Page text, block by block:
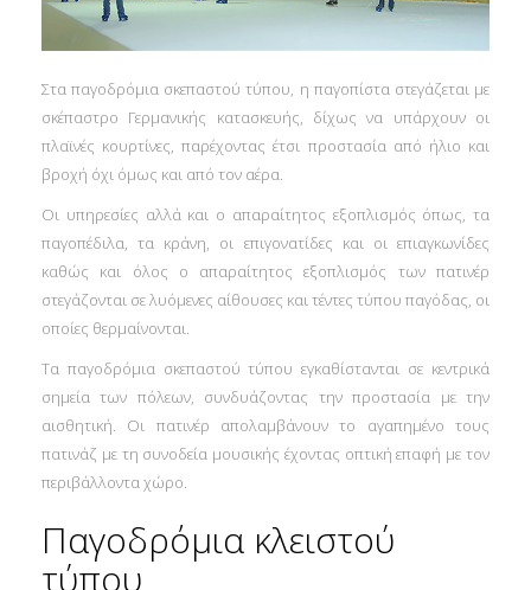
Στα παγοδρόμια σκεπαστού τύπου, η παγοπίστα στεγάζεται με
σκέπαστρο Γερμανικής κατασκευής, δίχως να υπάρχουν οι
πλαϊνές κουρτίνες, παρέχοντας έτσι προστασία από ήλιο και
βροχή όχι όμως και από τον αέρα.
Οι υπηρεσίες αλλά και ο απαραίτητος εξοπλισμός όπως, τα
παγοπέδιλα, τα κράνη, οι επιγονατίδες και οι επιαγκωνίδες
καθώς και όλος ο απαραίτητος εξοπλισμός των πατινέρ
στεγάζονται σε λυόμενες αίθουσες και τέντες τύπου παγόδας, οι
οποίες θερμαίνονται.
Τα παγοδρόμια σκεπαστού τύπου εγκαθίστανται σε κεντρικά
σημεία των πόλεων, συνδυάζοντας την προστασία με την
αισθητική. Οι πατινέρ απολαμβάνουν το αγαπημένο τους
πατινάζ με τη συνοδεία μουσικής έχοντας οπτική επαφή με τον
περιβάλλοντα χώρο.
Παγοδρόμια κλειστού
τύπου